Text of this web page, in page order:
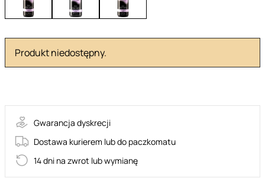
Produkt niedostępny.
Gwarancja dyskrecji
Dostawa kurierem lub do paczkomatu
14 dni na zwrot lub wymianę